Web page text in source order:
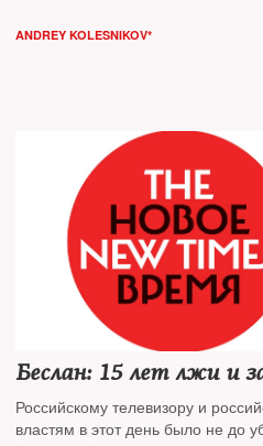
Как отмечает колумнист
ANDREY KOLESNIKOV*
Беслан: 15 лет лжи и
Российскому телевизору и
властям в этот день было не до